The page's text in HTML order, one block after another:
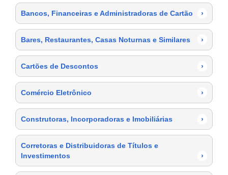
Bancos, Financeiras e Administradoras de Cartão ›
Bares, Restaurantes, Casas Noturnas e Similares ›
Cartões de Descontos ›
Comércio Eletrônico ›
Construtoras, Incorporadoras e Imobiliárias ›
Corretoras e Distribuidoras de Títulos e
Investimentos
›